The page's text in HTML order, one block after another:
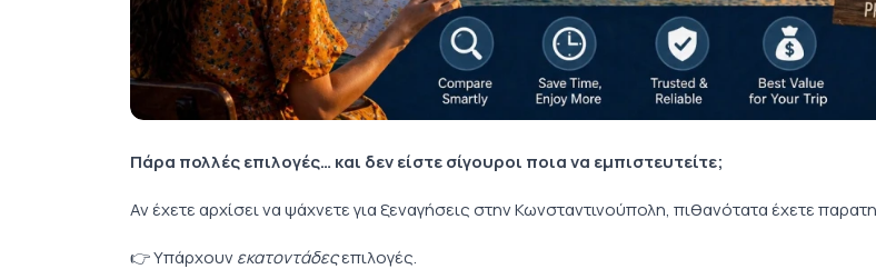
Πάρα πολλές επιλογές… και δεν είστε σίγουροι ποια να εμπιστευτείτε;
Αν έχετε αρχίσει να ψάχνετε για ξεναγήσεις στην Κωνσταντινούπολη, πιθανότατα έχετε
👉 Υπάρχουνεκατοντάδεςεπιλογές.